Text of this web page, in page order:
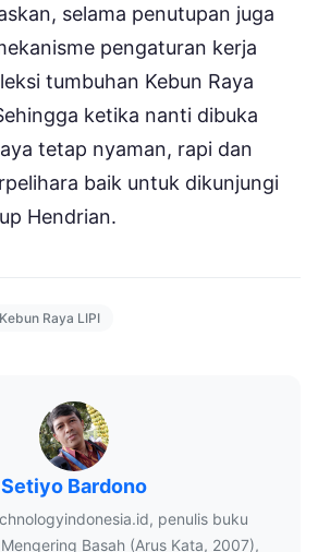
selama penutupan juga
pengaturan kerja
tumbuhan Kebun Raya
ketika nanti dibuka
tetap nyaman, rapi dan
baik untuk dikunjungi
Hendrian.
Kebun Raya LIPI
Setiyo Bardono
penulis buku
Basah (Arus Kata, 2007),